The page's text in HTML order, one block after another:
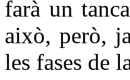
farà un
això, però,
les fases de